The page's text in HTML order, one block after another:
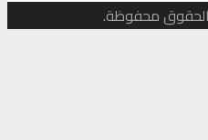
محفوظة.